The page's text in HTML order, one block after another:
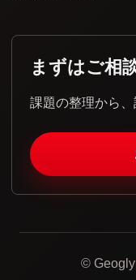
まずはご相
課題の整理から、
©